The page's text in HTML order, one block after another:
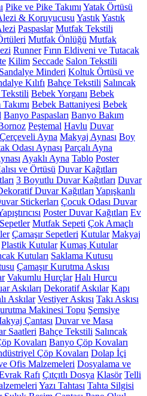
Pike ve Pike Takımı Yatak Örtüsü
& Koruyucusu YastıkYastık
Paspaslar Mutfak Tekstili
Mutfak Önlüğü Mutfak
Runner Fırın Eldiveni ve Tutacak
Kilim Seccade Salon Tekstili
Sandalye Minderi Koltuk Örtüsü ve
Kılıfı Bahçe Tekstili Salıncak
Tekstili Bebek Yorganı Bebek
Bebek Battaniyesi Bebek
Banyo Paspasları Banyo Bakım
Peştemal Havlu Duvar
Çerçeveli Ayna Makyaj Aynası Boy
Odası Aynası Parçalı Ayna
Ayaklı Ayna Tablo Poster
ve Örtüsü Duvar Kağıtları
3 Boyutlu Duvar Kağıtları Duvar
Duvar Kağıtları Yapışkanlı
Stickerları Çocuk Odası Duvar
Poster Duvar Kağıtları Ev
Sepetler Mutfak Sepeti Çok Amaçlı
Çamaşır Sepetleri Kutular Makyaj
Plastik Kutular Kumaş Kutular
Kutuları Saklama Kutusu
Çamaşır Kurutma Askısı
Vakumlu Hurçlar Halı Hurcu
Askıları Dekoratif Askılar Kapı
Askılar Vestiyer Askısı Takı Askısı
Makinesi Topu Şemsiye
Çantası Duvar ve Masa
Saatleri Bahçe Tekstili Salıncak
Kovaları Banyo Çöp Kovaları
Çöp Kovaları Dolap İçi
Ofis Malzemeleri Dosyalama ve
Rafı Çıtçıtlı Dosya Klasör Telli
Yazı Tahtası Tahta Silgisi